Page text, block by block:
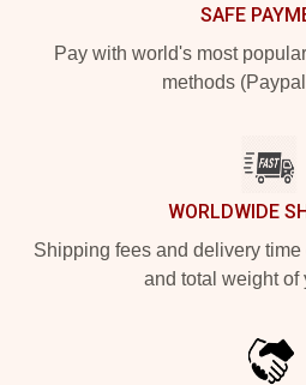
SAFE
Pay with world's most
methods
WORLDWIDE
Shipping fees and delivery
and total weight of